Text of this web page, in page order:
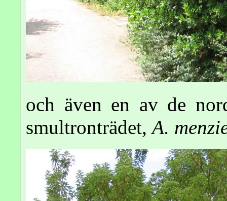
och även en av de
smultronträdet,A.